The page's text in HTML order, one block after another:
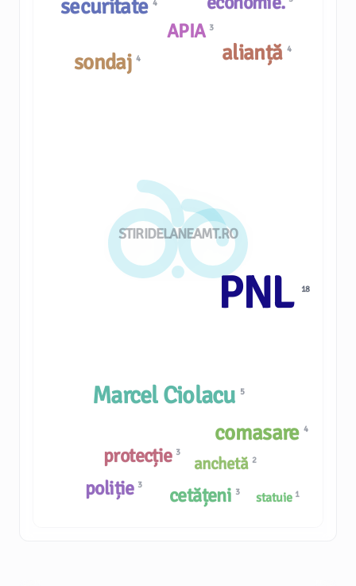
STIRIDELANEAMT.RO
protecție 3
APIA 3
sondaj4
anchetă 2
Marcel Ciolacu 5
cetățeni 3
alianță 4
PNL 18
poliție 3
comasare 4
securitate 4
statuie 1